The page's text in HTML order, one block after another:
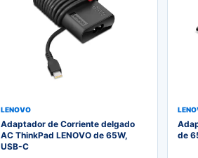
LENOVO
Adaptador de Corriente delgado
AC ThinkPad LENOVO de 65W,
USB-C
de